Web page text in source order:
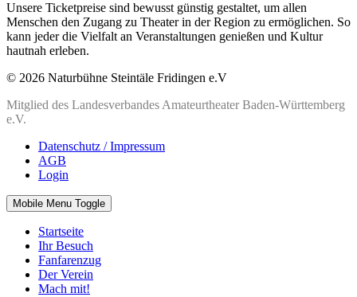
Unsere Ticketpreise sind bewusst günstig gestaltet, um allen
Menschen den Zugang zu Theater in der Region zu ermöglichen. So
kann jeder die Vielfalt an Veranstaltungen genießen und Kultur
hautnah erleben.
© 2026 Naturbühne Steintäle Fridingen e.V
Mitglied des Landesverbandes Amateurtheater Baden-Württemberg
e.V.
Datenschutz / Impressum
AGB
Login
Mobile Menu Toggle
Startseite
Ihr Besuch
Fanfarenzug
Der Verein
Mach mit!